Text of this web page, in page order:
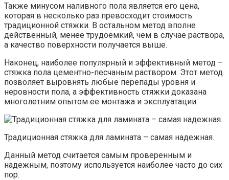
Также минусом наливного пола является его цена,
которая в несколько раз превосходит стоимость
традиционной стяжки. В остальном метод вполне
действенный, менее трудоемкий, чем в случае раствора,
а качество поверхности получается выше.
Наконец, наиболее популярный и эффективный метод –
стяжка пола цементно-песчаным раствором. Этот метод
позволяет выровнять любые перепады уровня и
неровности пола, а эффективность стяжки доказана
многолетним опытом ее монтажа и эксплуатации.
Традиционная стяжка для ламината – самая надежная.
Данный метод считается самым проверенным и
надежным, поэтому используется наиболее часто до сих
пор.